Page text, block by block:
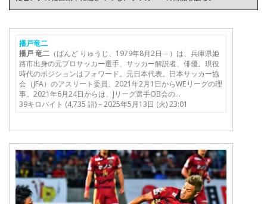
播戸竜二
播戸竜二 （ばんど りゅうじ、1979年8月2日 – ）は、兵庫県姫
路市出身の元プロサッカー選手、サッカー解説者、俳優。現役
時代のポジションはフォワード。元日本代表。日本サッカー協
会（JFA）のアスリート委員、2021年2月1日からWEリーグの理
事。2021年6月24日からは、Jリーグ選手OB会の…
39キロバイト (4,735 語) – 2025年5月13日 (火) 23:01